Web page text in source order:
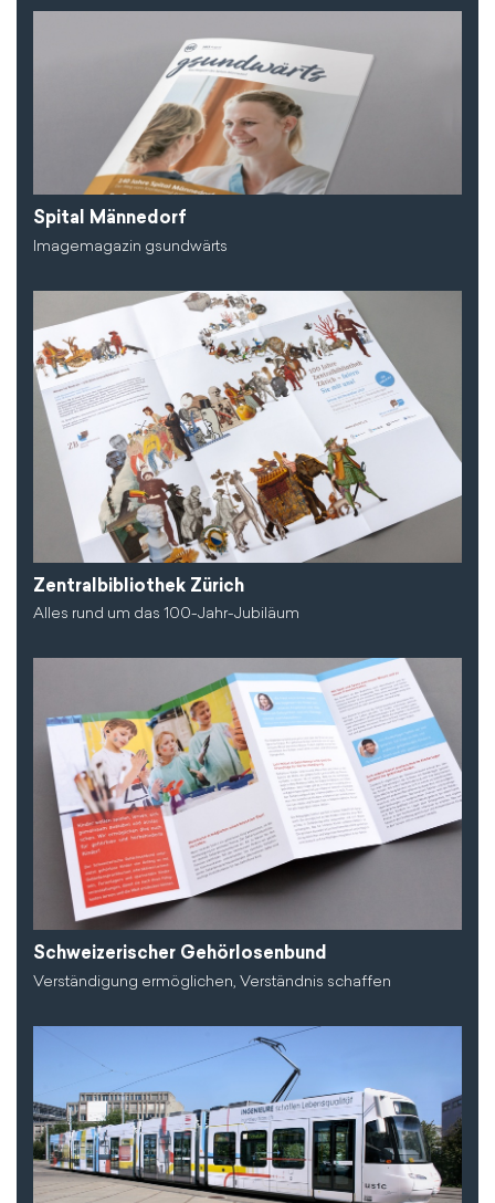
Spital Männedorf
Imagemagazin gsundwärts
Zentralbibliothek Zürich
Alles rund um das 100-Jahr-Jubiläum
Schweizerischer Gehörlosenbund
Verständigung ermöglichen, Verständnis schaffen